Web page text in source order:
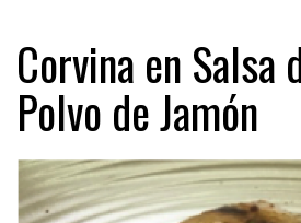
Corvina en Salsa
Polvo de Jamón